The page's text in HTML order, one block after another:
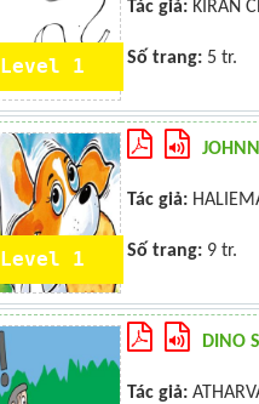
Level 1
Tác giả: KIRAN
Số trang: 5 tr.
Level 1
Tác giả:
Số trang: 9 tr.
DINO
Tác giả: